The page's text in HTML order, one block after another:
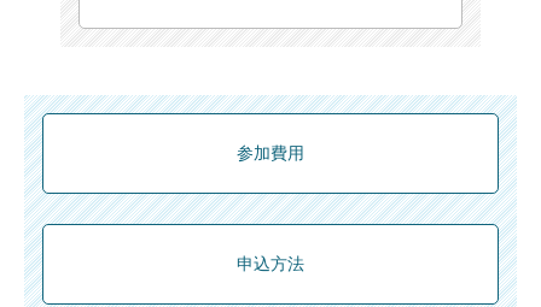
参加費用
申込方法